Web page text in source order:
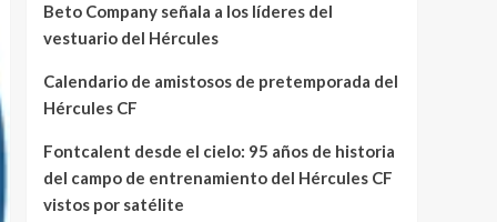
Beto Company señala a los líderes del
vestuario del Hércules
Calendario de amistosos de pretemporada del
Hércules CF
Fontcalent desde el cielo: 95 años de historia
del campo de entrenamiento del Hércules CF
vistos por satélite